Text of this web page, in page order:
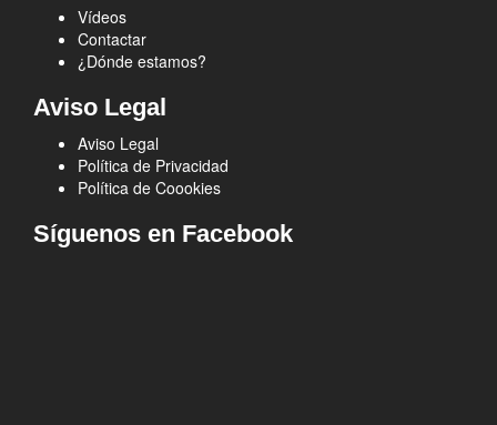
Vídeos
Contactar
¿Dónde estamos?
Aviso Legal
Aviso Legal
Política de Privacidad
Política de Coookies
Síguenos en Facebook